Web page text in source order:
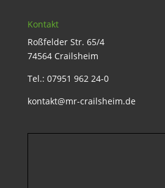
Kontakt
Roßfelder Str. 65/4
74564 Crailsheim
Tel.: 07951 962 24-0
kontakt@mr-crailsheim.de